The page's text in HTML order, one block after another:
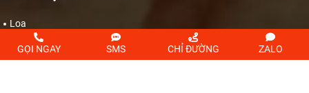
Loa
Mixer
GỌI NGAY SMS CHỈ ĐƯỜNG ZALO